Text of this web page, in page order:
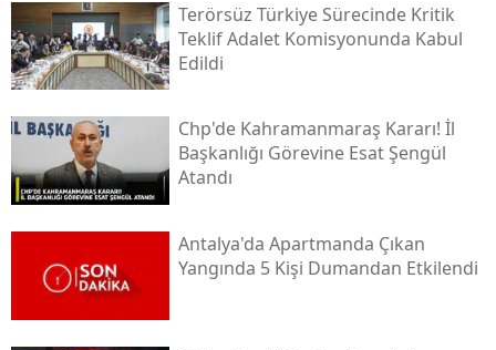
Terörsüz Türkiye Sürecinde Kritik
Teklif Adalet Komisyonunda Kabul
Edildi
Chp'de Kahramanmaraş Kararı! İl
Başkanlığı Görevine Esat Şengül
Atandı
Antalya'da Apartmanda Çıkan
Yangında 5 Kişi Dumandan Etkilendi